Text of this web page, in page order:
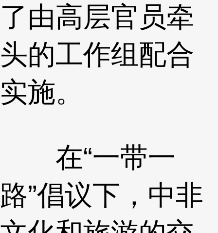
了由高层官员牵
头的工作组配合
实施。
在“一带一
路”倡议下，中非